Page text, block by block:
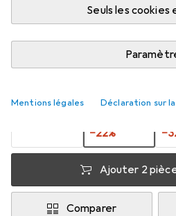
Seuls les cookies
Mentions légales Déclaration sur
Livré entre mar, 18/8 et jeu,
Plus que 4 pièces en stock
M'informer si le produit est
EUR
4,78
EUR
3,75
−22% −
Ajouter 2
Comparer